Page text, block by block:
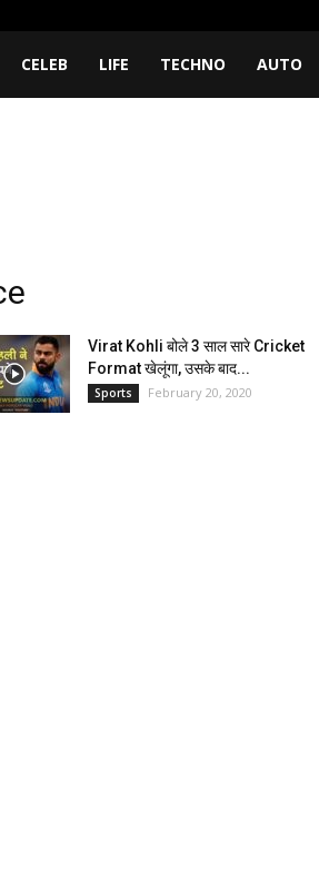
CELEB LIFE TECHNO AUTO
Virat Kohli बोले 3 साल सारे Cricket
Format खेलूंगा, उसके बाद...
Sports February 20, 2020